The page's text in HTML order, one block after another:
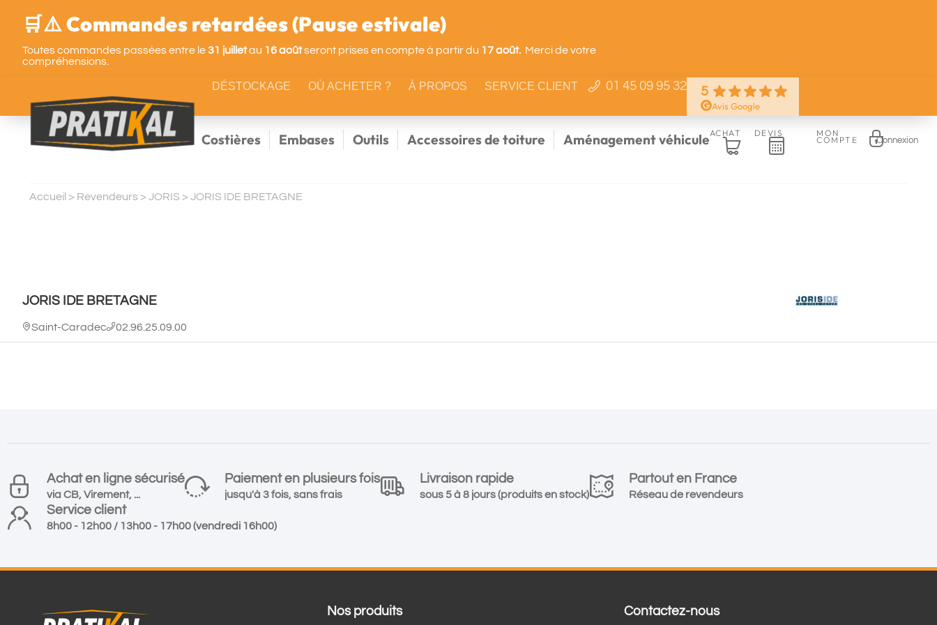
🛒⚠️ Commandes retardées (Pause estivale)
Toutes commandes passées entre le31 juilletau 16 aoûtseront prises en compte à partir du 17 août. Merci de votre
compréhensions.
DÉSTOCKAGE OÙ ACHETER ? À PROPOS SERVICE CLIENT 01 45 09 95 32 5
Avis Google
Costières Embases Outils Accessoires de toiture Aménagement véhiculeACHAT DEVIS MON
COMPTE Connexion
Accueil > Revendeurs > JORIS > JORIS IDE BRETAGNE
JORIS IDE BRETAGNE
Saint-Caradec 02.96.25.09.00
Achat en ligne sécurisé
via CB, Virement, ...
Paiement en plusieurs fois
jusqu'à 3 fois, sans frais
Livraison rapide
sous 5 à 8 jours (produits en stock)
Partout en France
Réseau de revendeurs
Service client
8h00 - 12h00 / 13h00 - 17h00 (vendredi 16h00)
Nos produits Contactez-nous